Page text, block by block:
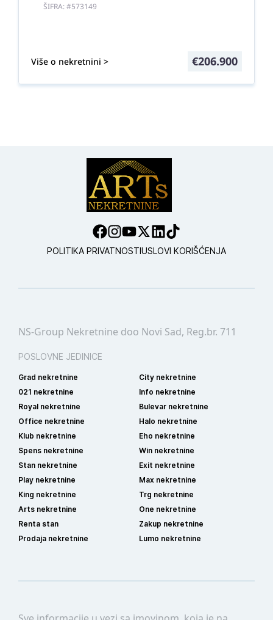
ŠIFRA: #573149
Više o nekretnini > €206.900
POLITIKA PRIVATNOSTIUSLOVI KORIŠĆENJA
NS-Group Nekretnine doo Novi Sad, Reg.br. 711
POSLOVNE JEDINICE
Grad nekretnine
City nekretnine
021 nekretnine
Info nekretnine
Royal nekretnine
Bulevar nekretnine
Office nekretnine
Halo nekretnine
Klub nekretnine
Eho nekretnine
Spens nekretnine
Win nekretnine
Stan nekretnine
Exit nekretnine
Play nekretnine
Max nekretnine
King nekretnine
Trg nekretnine
Arts nekretnine
One nekretnine
Renta stan
Zakup nekretnine
Prodaja nekretnine
Lumo nekretnine